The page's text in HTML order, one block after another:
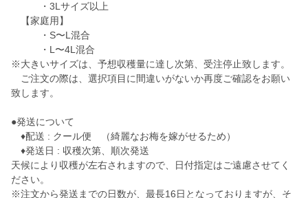
・3Lサイズ以上
【家庭用】
・S〜L混合
・L〜4L混合
※大きいサイズは、予想収穫量に達し次第、受注停止致します。
ご注文の際は、選択項目に間違いがないか再度ご確認をお願い
致します。
●発送について
♦︎配送 : クール便 （綺麗なお梅を嫁がせるため）
♦︎発送日 : 収穫次第、順次発送
天候により収穫が左右されますので、日付指定はご遠慮させてく
ださい。
※注文から発送までの日数が、最長16日となっておりますが、そ